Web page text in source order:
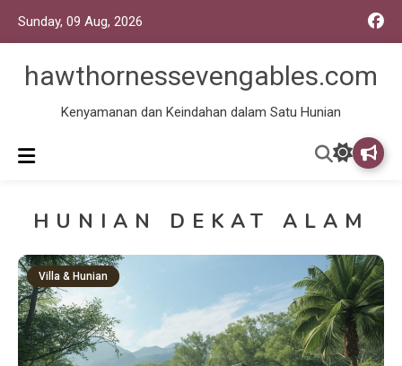
Sunday, 09 Aug, 2026
hawthornessevengables.com
Kenyamanan dan Keindahan dalam Satu Hunian
HUNIAN DEKAT ALAM
Villa & Hunian